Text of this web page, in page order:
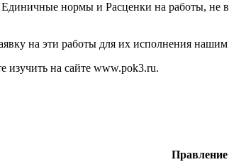
нормы и Расценки на работы, не
на эти работы для их исполнения
изучить на сайте www.pok3.ru.